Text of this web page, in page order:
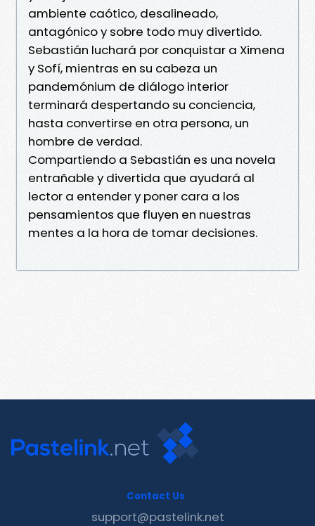
ambiente caótico, desalineado,
antagónico y sobre todo muy divertido.
Sebastián luchará por conquistar a Ximena
y Sofí, mientras en su cabeza un
pandemónium de diálogo interior
terminará despertando su conciencia,
hasta convertirse en otra persona, un
hombre de verdad.
Compartiendo a Sebastián es una novela
entrañable y divertida que ayudará al
lector a entender y poner cara a los
pensamientos que fluyen en nuestras
mentes a la hora de tomar decisiones.
Contact Us
support@pastelink.net